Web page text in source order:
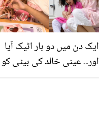
ایک دن میں دو بار اٹیک آیا
اور۔۔ عینی خالد کی بیٹی کو